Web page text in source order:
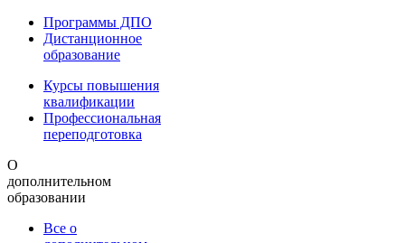
Программы ДПО
Дистанционное
образование
Курсы повышения
квалификации
Профессиональная
переподготовка
О
дополнительном
образовании
Все о